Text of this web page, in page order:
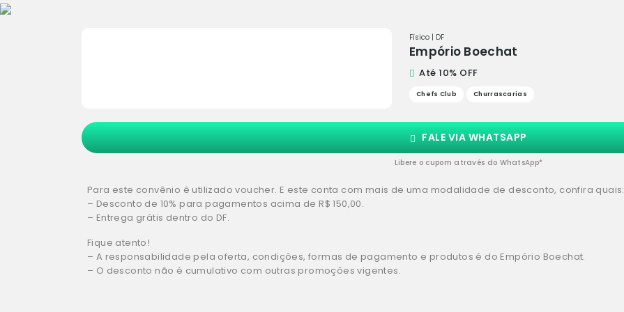
Físico | DF
Empório Boechat
Até 10% OFF
Chefs Club Churrascarias
FALE VIA WHATSAPP
Libere o cupom através do WhatsApp*
Para este convênio é utilizado voucher. E este conta com mais de uma modalidade de desconto, confira quais:
– Desconto de 10% para pagamentos acima de R$ 150,00.
– Entrega grátis dentro do DF.
Fique atento!
– A responsabilidade pela oferta, condições, formas de pagamento e produtos é do Empório Boechat.
– O desconto não é cumulativo com outras promoções vigentes.